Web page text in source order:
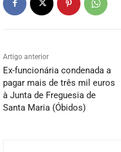
Artigo anterior
Ex-funcionária condenada a
pagar mais de três mil euros
à Junta de Freguesia de
Santa Maria (Óbidos)